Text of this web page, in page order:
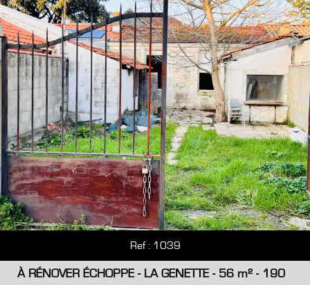
Ref : 1039
À RÉNOVER ÉCHOPPE - LA GENETTE - 56 m² - 190